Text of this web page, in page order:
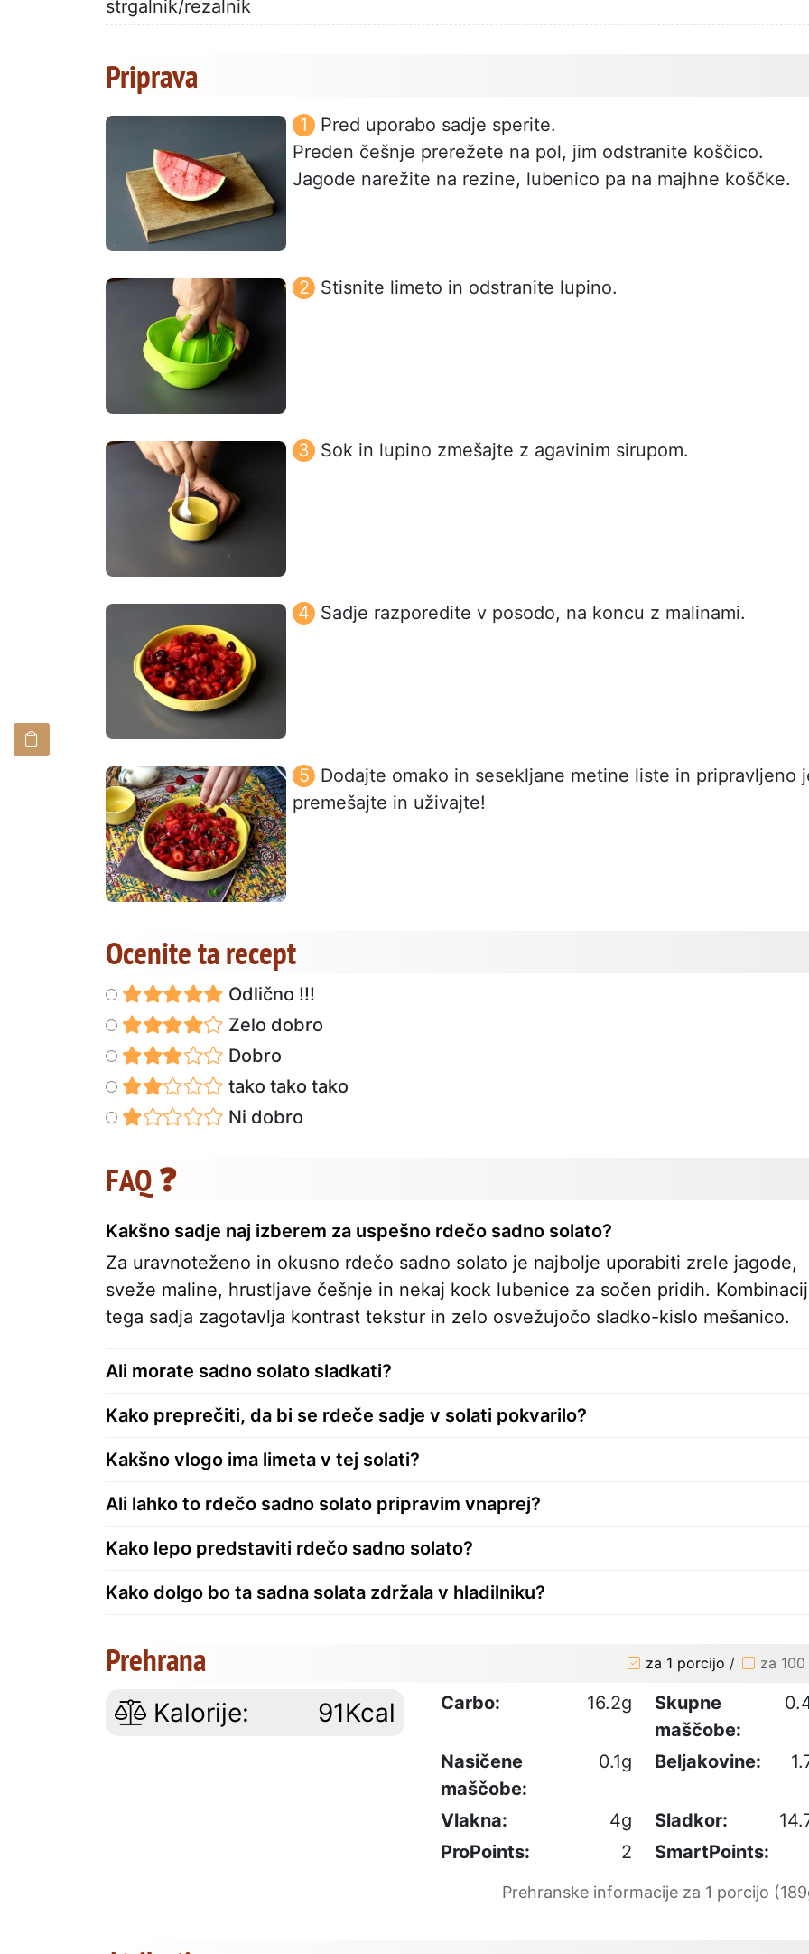
strgalnik/rezalnik
Priprava
Pred uporabo sadje sperite.
Preden češnje prerežete na pol, jim odstranite koščico.
Jagode narežite na rezine, lubenico pa na majhne koščke.
Stisnite limeto in odstranite lupino.
Sok in lupino zmešajte z agavinim sirupom.
Sadje razporedite v posodo, na koncu z malinami.
Dodajte omako in sesekljane metine liste in pripravljeno
premešajte in uživajte!
Ocenite ta recept
Odlično !!!
Zelo dobro
Dobro
tako tako tako
Ni dobro
FAQ ❓
Kakšno sadje naj izberem za uspešno rdečo sadno solato?
Za uravnoteženo in okusno rdečo sadno solato je najbolje uporabiti zrele jagode,
sveže maline, hrustljave češnje in nekaj kock lubenice za sočen pridih.
tega sadja zagotavlja kontrast tekstur in zelo osvežujočo sladko-kislo mešanico.
Ali morate sadno solato sladkati?
Kako preprečiti, da bi se rdeče sadje v solati pokvarilo?
Kakšno vlogo ima limeta v tej solati?
Ali lahko to rdečo sadno solato pripravim vnaprej?
Kako lepo predstaviti rdečo sadno solato?
Kako dolgo bo ta sadna solata zdržala v hladilniku?
Prehrana za 1 porcijo / za
Kalorije: 91Kcal Carbo: 16.2g
Skupne
maščobe:
Nasičene
maščobe:
0.1g Beljakovine:
Vlakna: 4g Sladkor:
ProPoints:
2 SmartPoints:
Prehranske informacije za 1 porcijo